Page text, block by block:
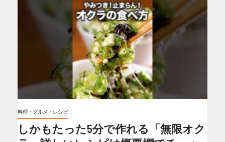
料理・グルメ・レシピ
しかもたった5分で作れる「無限オク